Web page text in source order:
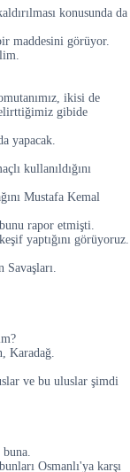
konusunda da
maddesini görüyor.
ikisi de
gibide
yapacak.
kullanıldığını
Mustafa Kemal
rapor etmişti.
yaptığını görüyoruz.
Karadağ.
ve bu uluslar şimdi
buna.
Osmanlı'ya karşı